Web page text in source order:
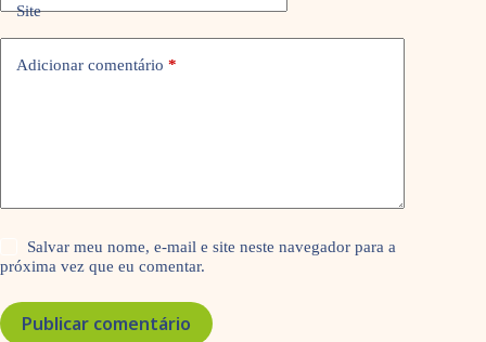
Site
Adicionar comentário *
Salvar meu nome, e-mail e site neste navegador para a
próxima vez que eu comentar.
Publicar comentário